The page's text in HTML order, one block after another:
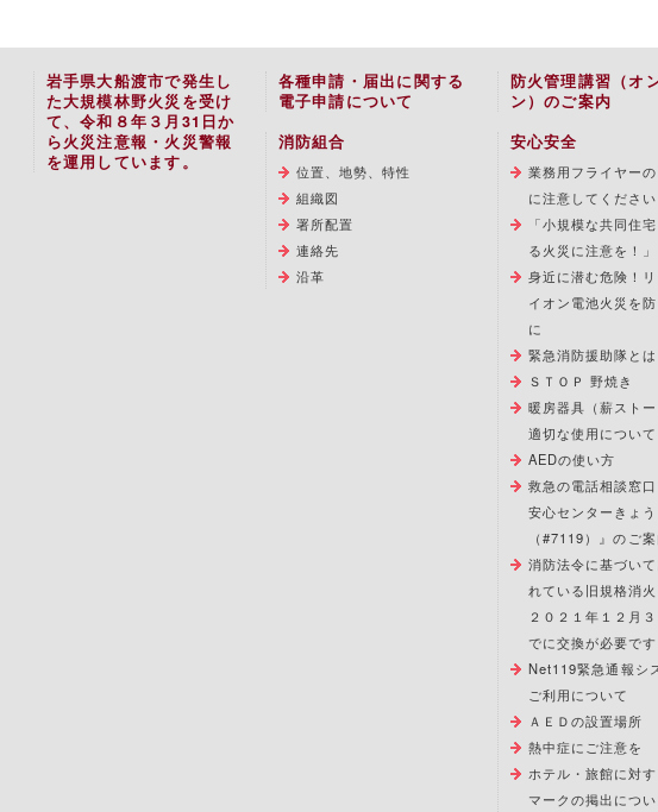
岩手県大船渡市で発生し
た大規模林野火災を受け
て、令和８年３月31日か
ら火災注意報・火災警報
を運用しています。
各種申請・届出に関する
電子申請について
防火管理講習（オ
ン）のご案内
消防組合
位置、地勢、特性
組織図
署所配置
連絡先
沿革
安心安全
業務用フライヤー
に注意してください
「小規模な共同住
る火災に注意を！」
身近に潜む危険！
イオン電池火災を
に
緊急消防援助隊とは
ＳＴＯＰ 野焼き
暖房器具（薪スト
適切な使用について
AEDの使い方
救急の電話相談窓
安心センターきょう
（#7119）』のご
消防法令に基づい
れている旧規格消火
２０２１年１２月
でに交換が必要です
Net119緊急通報シ
ご利用について
ＡＥＤの設置場所
熱中症にご注意を
ホテル・旅館に対
マークの掲出につ